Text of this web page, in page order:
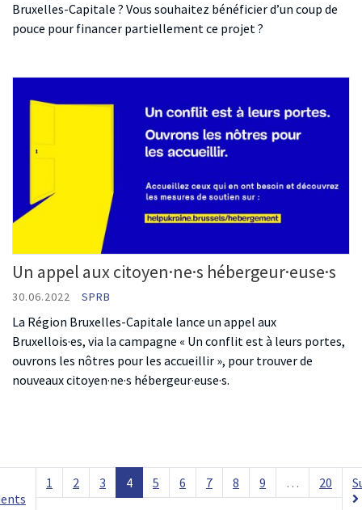
Bruxelles-Capitale ? Vous souhaitez bénéficier d’un coup de
pouce pour financer partiellement ce projet ?
Un appel aux citoyen·ne·s hébergeur·euse·s
30.06.2022 SPRB
La Région Bruxelles-Capitale lance un appel aux
Bruxellois·es, via la campagne « Un conflit est à leurs portes,
ouvrons les nôtres pour les accueillir », pour trouver de
nouveaux citoyen·ne·s hébergeur·euse·s.
1 2 3 4 5 6 7 8 9 … 20